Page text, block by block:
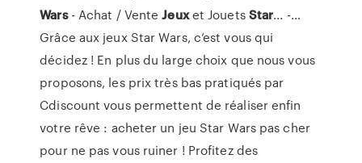
Wars- Achat / VenteJeuxet JouetsStar... -…
Grâce aux jeux Star Wars, c’est vous qui
décidez ! En plus du large choix que nous vous
proposons, les prix très bas pratiqués par
Cdiscount vous permettent de réaliser enfin
votre rêve : acheter un jeu Star Wars pas cher
pour ne pas vous ruiner ! Profitez des